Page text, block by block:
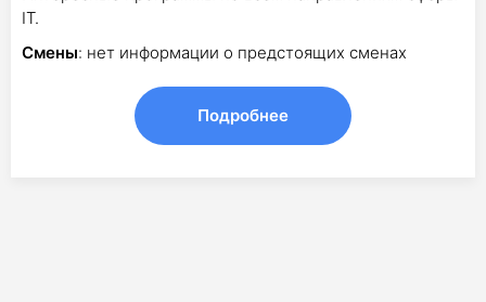
IT.
Смены: нет информации о предстоящих сменах
Подробнее